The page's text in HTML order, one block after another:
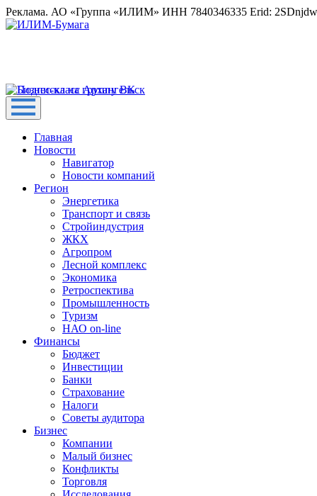
Реклама. АО «Группа «ИЛИМ» ИНН 7840346335 Erid:
Главная
Новости
Навигатор
Новости компаний
Регион
Энергетика
Транспорт и связь
Стройиндустрия
ЖКХ
Агропром
Лесной комплекс
Экономика
Ретроспектива
Промышленность
Туризм
НАО on-line
Финансы
Бюджет
Инвестиции
Банки
Страхование
Налоги
Советы аудитора
Бизнес
Компании
Малый бизнес
Конфликты
Торговля